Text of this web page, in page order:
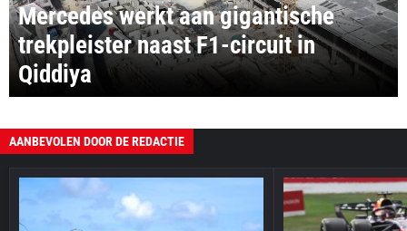
Mercedes werkt aan gigantische
trekpleister naast F1-circuit in
Qiddiya
AANBEVOLEN DOOR DE REDACTIE